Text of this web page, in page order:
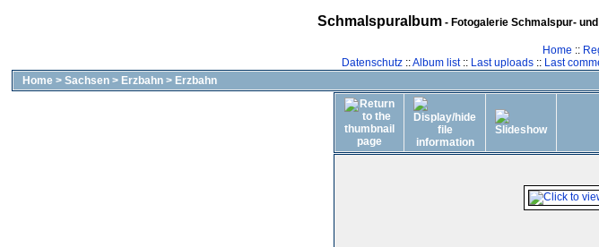
Schmalspuralbum- Fotogalerie Schmalspur-
Home ::
Datenschutz::Album list:: Last uploads:: Last
Home > Sachsen > Erzbahn > Erzbahn